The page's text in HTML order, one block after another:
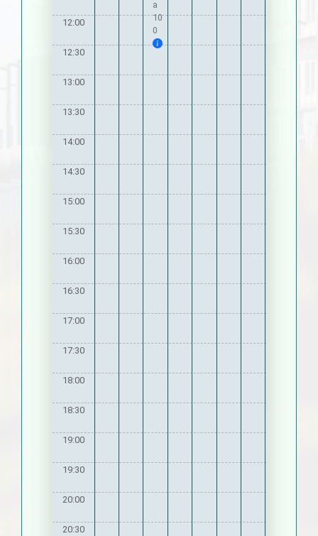
a
10
0
12:00
12:30
13:00
13:30
14:00
14:30
15:00
15:30
16:00
16:30
17:00
17:30
18:00
18:30
19:00
19:30
20:00
20:30